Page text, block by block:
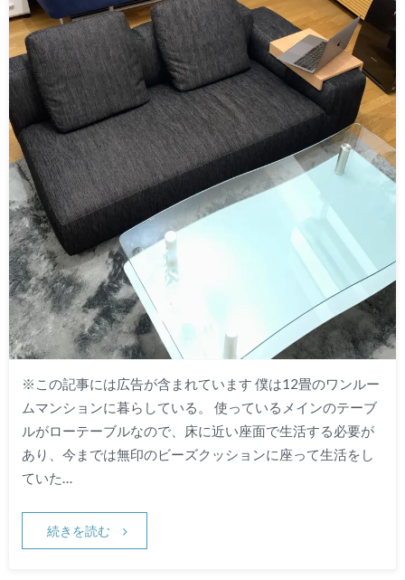
※この記事には広告が含まれています 僕は12畳のワンルー
ムマンションに暮らしている。 使っているメインのテーブ
ルがローテーブルなので、床に近い座面で生活する必要が
あり、今までは無印のビーズクッションに座って生活をし
ていた…
続きを読む